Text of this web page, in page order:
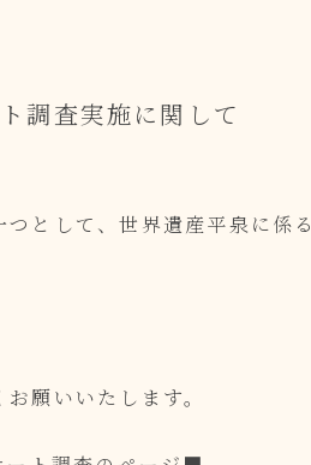
調査実施に関して
として、世界遺産平泉に
願いいたします。